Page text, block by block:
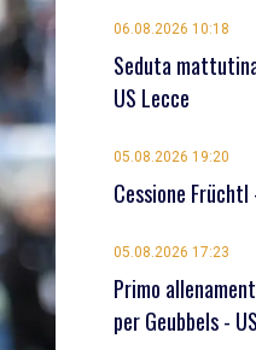
06.08.2026 10:18
Seduta
US Lecce
05.08.2026 19:20
Cessione Früchtl
05.08.2026 17:23
Primo
per Geubbels -